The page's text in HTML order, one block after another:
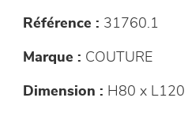
Référence : 31760.1
Marque : COUTURE
Dimension : H80 x L120